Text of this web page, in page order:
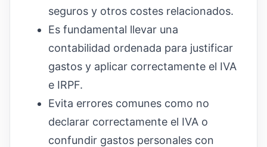
seguros y otros costes relacionados.
Es fundamental llevar una
contabilidad ordenada para justificar
gastos y aplicar correctamente el IVA
e IRPF.
Evita errores comunes como no
declarar correctamente el IVA o
confundir gastos personales con